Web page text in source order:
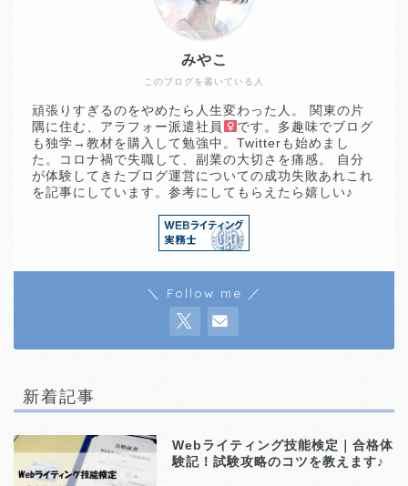
このブログを書いている人
みやこ
頑張りすぎるのをやめたら人生変わった人。 関東の片
隅に住む、アラフォー派遣社員
です。多趣味でブログ
も独学→教材を購入して勉強中。Twitterも始めまし
た。コロナ禍で失職して、副業の大切さを痛感。 自分
が体験してきたブログ運営についての成功失敗あれこれ
を記事にしています。参考にしてもらえたら嬉しい♪
＼ Follow me ／
新着記事
Webライティング技能検定｜合格体
験記！試験攻略のコツを教えます♪